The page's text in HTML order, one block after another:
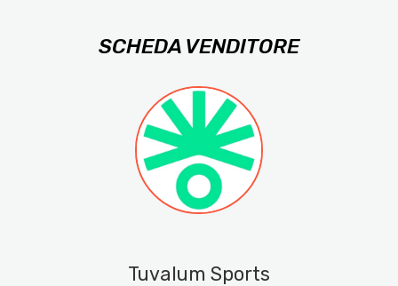
SCHEDA VENDITORE
Tuvalum Sports